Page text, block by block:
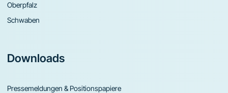
Oberpfalz
Schwaben
Downloads
Pressemeldungen & Positionspapiere